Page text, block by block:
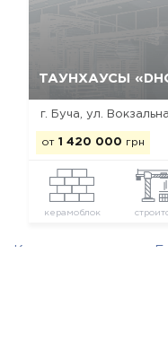
ТАУНХАУСЫ
г. Буча, ул.
от 1 420 000 грн
керамоблок